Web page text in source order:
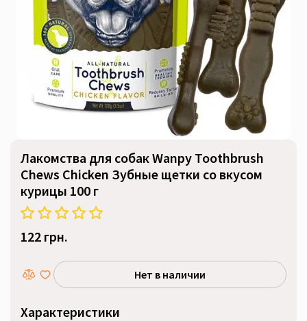
Лакомства для собак Wanpy Toothbrush
Chews Chicken Зубные щетки со вкусом
курицы 100 г
122 грн.
Нет в наличии
Характеристики